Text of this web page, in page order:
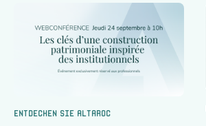
Entdecken Sie Altaroc